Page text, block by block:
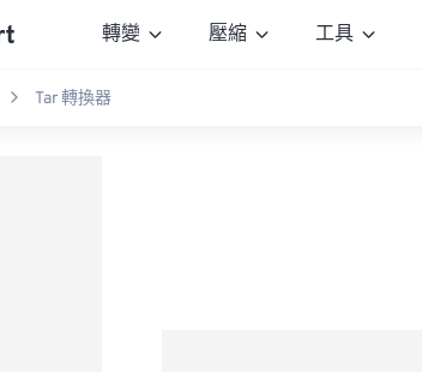
轉變 壓縮 工具
Tar 轉換器